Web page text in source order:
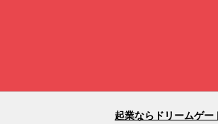
起業ならドリームゲー